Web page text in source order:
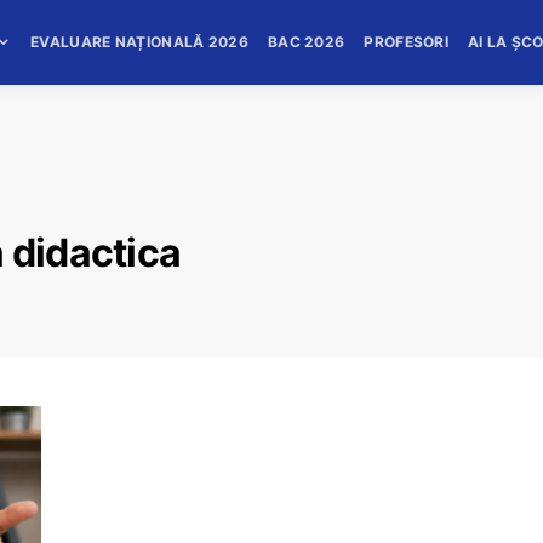
EVALUARE NAȚIONALĂ 2026 BAC 2026 PROFESORI AI LA
didactica